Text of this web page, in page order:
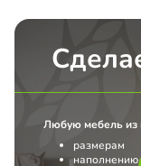
Любую мебель из
размерам
наполнению